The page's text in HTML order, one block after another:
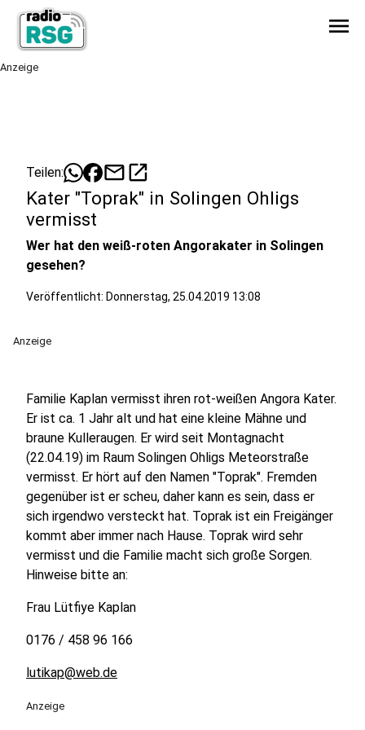
menu
Anzeige
Teilen: mailopen_in_new
Kater "Toprak" in Solingen Ohligs
vermisst
Wer hat den weiß-roten Angorakater in Solingen
gesehen?
Veröffentlicht: Donnerstag, 25.04.2019 13:08
Anzeige
Familie Kaplan vermisst ihren rot-weißen Angora Kater.
Er ist ca. 1 Jahr alt und hat eine kleine Mähne und
braune Kulleraugen. Er wird seit Montagnacht
(22.04.19) im Raum Solingen Ohligs Meteorstraße
vermisst. Er hört auf den Namen "Toprak". Fremden
gegenüber ist er scheu, daher kann es sein, dass er
sich irgendwo versteckt hat. Toprak ist ein Freigänger
kommt aber immer nach Hause. Toprak wird sehr
vermisst und die Familie macht sich große Sorgen.
Hinweise bitte an:
Frau Lütfiye Kaplan
0176 / 458 96 166
lutikap@web.de
Anzeige